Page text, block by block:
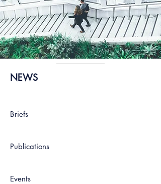
NEWS
Briefs
Publications
Events